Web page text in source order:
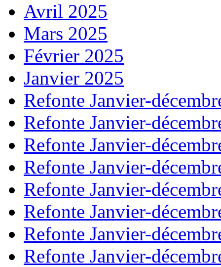
Avril 2025
Mars 2025
Février 2025
Janvier 2025
Refonte Janvier-
Refonte Janvier-
Refonte Janvier-
Refonte Janvier-
Refonte Janvier-
Refonte Janvier-
Refonte Janvier-
Refonte Janvier-